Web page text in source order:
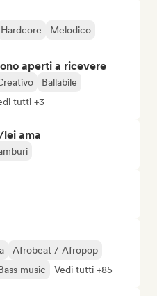
Hardcore
Melodico
aperti a ricevere
Ballabile
tutti +3
ama
Afrobeat / Afropop
music Vedi tutti +85